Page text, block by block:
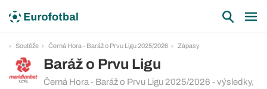
Soutěže Černá Hora - Baráž o Prvu Ligu 2025/2026 Zápasy
Baráž o Prvu Ligu
Černá Hora - Baráž o Prvu Ligu 2025/2026 - výsledky,